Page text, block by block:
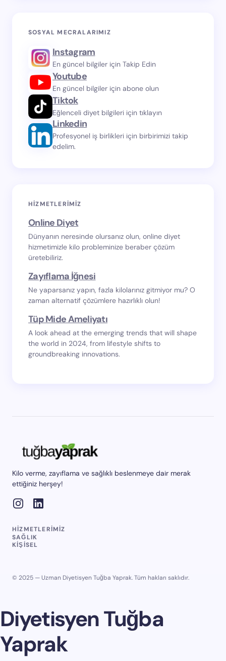
SOSYAL MECRALARIMIZ
Instagram
En güncel bilgiler için Takip Edin
Youtube
En güncel bilgiler için abone olun
Tiktok
Eğlenceli diyet bilgileri için tıklayın
Linkedin
Profesyonel iş birlikleri için birbirimizi takip
edelim.
HIZMETLERIMIZ
Online Diyet
Dünyanın neresinde olursanız olun, online diyet
hizmetimizle kilo probleminize beraber çözüm
üretebiliriz.
Zayıflama İğnesi
Ne yaparsanız yapın, fazla kilolarınız gitmiyor mu? O
zaman alternatif çözümlere hazırlıklı olun!
Tüp Mide Ameliyatı
A look ahead at the emerging trends that will shape
the world in 2024, from lifestyle shifts to
groundbreaking innovations.
Kilo verme, zayıflama ve sağlıklı beslenmeye dair merak
ettiğiniz herşey!
HIZMETLERIMIZ
SAĞLIK
KIŞISEL
© 2025 — Uzman Diyetisyen Tuğba Yaprak. Tüm hakları saklıdır.
Diyetisyen Tuğba
Yaprak